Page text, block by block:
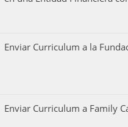
Enviar Curriculum a la
Enviar Curriculum a Family